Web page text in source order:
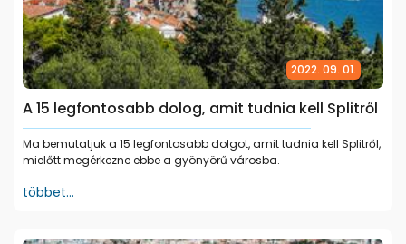
2022. 09. 01.
A 15 legfontosabb dolog, amit tudnia kell Splitről
Ma bemutatjuk a 15 legfontosabb dolgot, amit tudnia kell Splitről,
mielőtt megérkezne ebbe a gyönyörű városba.
többet...